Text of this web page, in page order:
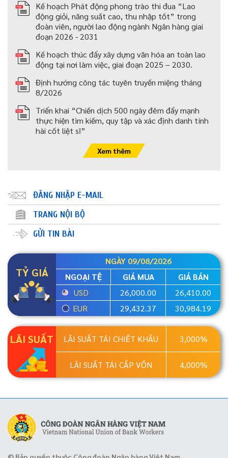
Kế hoạch Phát động phong trào thi đua “Lao
động giỏi, năng suất cao, thu nhập tốt” trong
đoàn viên, người lao động ngành Ngân hàng giai
đoạn 2026 - 2031
Kế hoạch thúc đẩy xây dựng văn hóa an toàn lao
động tại nơi làm việc, giai đoạn 2025 – 2030.
Định hướng công tác tuyên truyền miệng tháng
8/2026
Triển khai “Chiến dịch 500 ngày đêm đẩy mạnh
thực hiện tìm kiếm, quy tập và xác định danh tính
hài cốt liệt sĩ”
Xem thêm
ĐĂNG NHẬP E-MAIL
TRANG NỘI BỘ
GỬI TIN BÀI
TỶ GIÁ
NGÀY 09/08/2026
NGOẠI TỆ
GIÁ MUA
GIÁ BÁN
USD
26,000.00
26,410.00
EUR
29,432.37 30,984.19
LÃI SUẤT LÃI SUẤT TÁI CHIẾT KHẤU 3,000%
LÃI SUẤT TÁI CẤP VỐN 4,000%